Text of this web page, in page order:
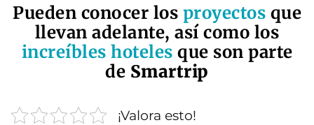
Pueden conocer los proyectos que
llevan adelante, así como los
increíbles hoteles que son parte
de Smartrip
¡Valora esto!